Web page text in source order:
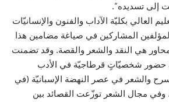
إلى تسديده”.
العالي بكليّة الآداب والفنون والإنسانيّات
المشاركين في صياغة مضامين هذا
توزعت على 3 محاور هي النقد والشعر والقصة. وقد تضمنت
حضور شخصيّاتٍ قرطاجيّة في الأدب
والشعر في عصر النهضة الإسبانيّة (في
و17 ميلادي)، وفي مجال الشعر توزّعت القصائد بين